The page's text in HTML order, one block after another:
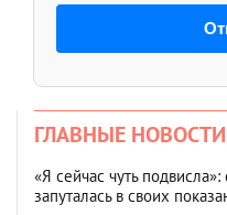
ГЛАВНЫЕ НОВОСТИ
«Я сейчас чуть
запуталась в своих